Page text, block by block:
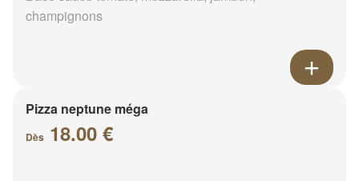
champignons
Pizza neptune méga
Dès 18.00 €